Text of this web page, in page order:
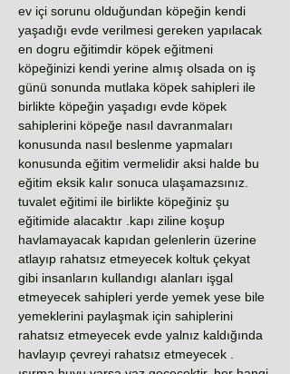
ev içi sorunu olduğundan köpeğin kendi
yaşadığı evde verilmesi gereken yapılacak
en dogru eğitimdir köpek eğitmeni
köpeğinizi kendi yerine almış olsada on iş
günü sonunda mutlaka köpek sahipleri ile
birlikte köpeğin yaşadıgı evde köpek
sahiplerini köpeğe nasıl davranmaları
konusunda nasıl beslenme yapmaları
konusunda eğitim vermelidir aksi halde bu
eğitim eksik kalır sonuca ulaşamazsınız.
tuvalet eğitimi ile birlikte köpeğiniz şu
eğitimide alacaktır .kapı ziline koşup
havlamayacak kapıdan gelenlerin üzerine
atlayıp rahatsız etmeyecek koltuk çekyat
gibi insanların kullandıgı alanları işgal
etmeyecek sahipleri yerde yemek yese bile
yemeklerini paylaşmak için sahiplerini
rahatsız etmeyecek evde yalnız kaldığında
havlayıp çevreyi rahatsız etmeyecek .